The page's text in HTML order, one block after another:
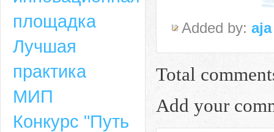
Added by: aja
Total
Add your
площадка
Лучшая
практика
МИП
Конкурс "Путь